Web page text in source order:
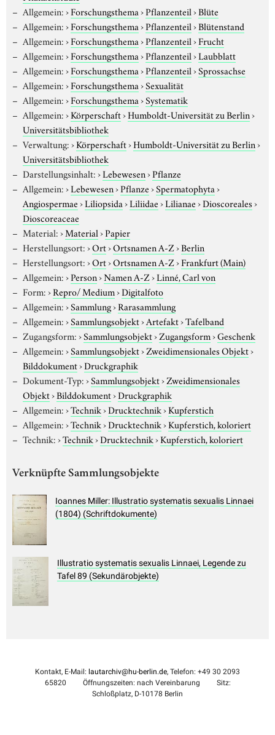
Allgemein:›Forschungsthema›Pflanzenteil›Blüte
Allgemein:›Forschungsthema›Pflanzenteil›Blütenstand
Allgemein:›Forschungsthema›Pflanzenteil›Frucht
Allgemein:›Forschungsthema›Pflanzenteil›Laubblatt
Allgemein:›Forschungsthema›Pflanzenteil›Sprossachse
Allgemein:›Forschungsthema›Sexualität
Allgemein:›Forschungsthema›Systematik
Allgemein:›Körperschaft›Humboldt-Universität zu Berlin›
Universitätsbibliothek
Verwaltung:›Körperschaft›Humboldt-Universität zu Berlin›
Universitätsbibliothek
Darstellungsinhalt:›Lebewesen›Pflanze
Allgemein:›Lebewesen›Pflanze›Spermatophyta›
Angiospermae›Liliopsida›Liliidae›Lilianae›Dioscoreales›
Dioscoreaceae
Material:›Material›Papier
Herstellungsort:›Ort›Ortsnamen A-Z›Berlin
Herstellungsort:›Ort›Ortsnamen A-Z›Frankfurt (Main)
Allgemein:›Person›Namen A-Z›Linné, Carl von
Form:›Repro/ Medium›Digitalfoto
Allgemein:›Sammlung›Rarasammlung
Allgemein:›Sammlungsobjekt›Artefakt›Tafelband
Zugangsform:›Sammlungsobjekt›Zugangsform›Geschenk
Allgemein:›Sammlungsobjekt›Zweidimensionales Objekt›
Bilddokument›Druckgraphik
Dokument-Typ:›Sammlungsobjekt›Zweidimensionales
Objekt›Bilddokument›Druckgraphik
Allgemein:›Technik›Drucktechnik›Kupferstich
Allgemein:›Technik›Drucktechnik›Kupferstich, koloriert
Technik:›Technik›Drucktechnik›Kupferstich, koloriert
Verknüpfte Sammlungsobjekte
Ioannes Miller: Illustratio systematis sexualis Linnaei
(1804) (Schriftdokumente)
Illustratio systematis sexualis Linnaei, Legende zu
Tafel 89 (Sekundärobjekte)
Kontakt, E-Mail: lautarchiv@hu-berlin.de, Telefon: +49 30 2093
65820
Öffnungszeiten: nach Vereinbarung
Sitz:
Schloßplatz, D-10178 Berlin